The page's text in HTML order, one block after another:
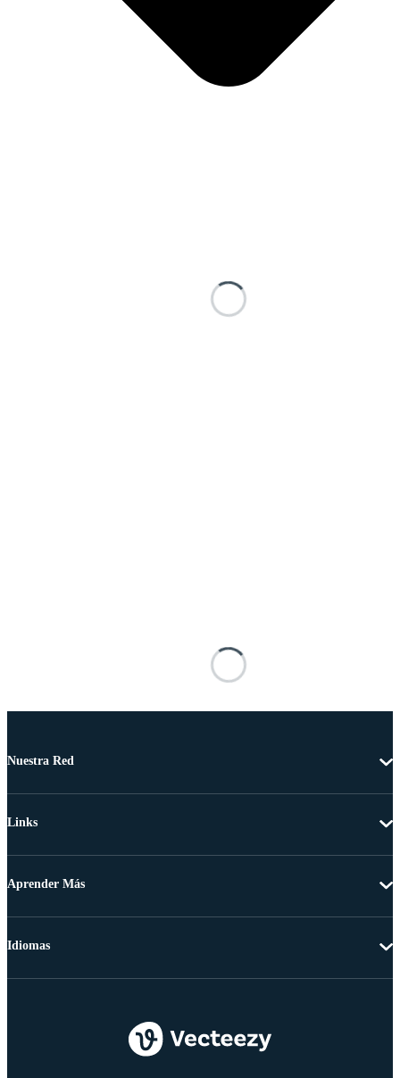
Nuestra Red
Links
Aprender Más
Idiomas